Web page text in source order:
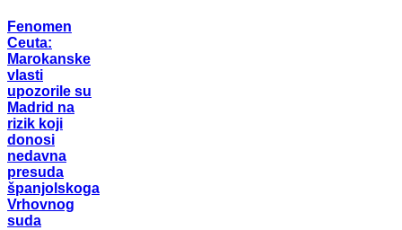
Fenomen
Ceuta:
Marokanske
vlasti
upozorile su
Madrid na
rizik koji
donosi
nedavna
presuda
španjolskoga
Vrhovnog
suda